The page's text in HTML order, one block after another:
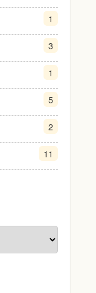
1
3
1
5
2
11